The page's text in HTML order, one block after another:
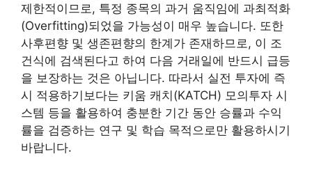
제한적이므로, 특정 종목의 과거 움직임에 과최적화
(Overfitting)되었을 가능성이 매우 높습니다. 또한
사후편향 및 생존편향의 한계가 존재하므로, 이 조
건식에 검색된다고 하여 다음 거래일에 반드시 급등
을 보장하는 것은 아닙니다. 따라서 실전 투자에 즉
시 적용하기보다는 키움 캐치(KATCH) 모의투자 시
스템 등을 활용하여 충분한 기간 동안 승률과 수익
률을 검증하는 연구 및 학습 목적으로만 활용하시기
바랍니다.